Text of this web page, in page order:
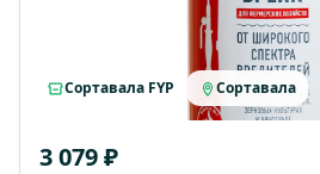
Сортавала FYP Сортавала
3 079 ₽